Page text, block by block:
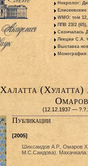
Некролог:
WMO: том
ППВ 23/2 (65),
Скончалась
Лекции С.А.
Выставка
Монография:
Халатта (Хулатта)
Омаров
(12.12.1937 —
Публикации
[2005]
Шихсаидов А.Р., Омаров
М.С.Саидова).